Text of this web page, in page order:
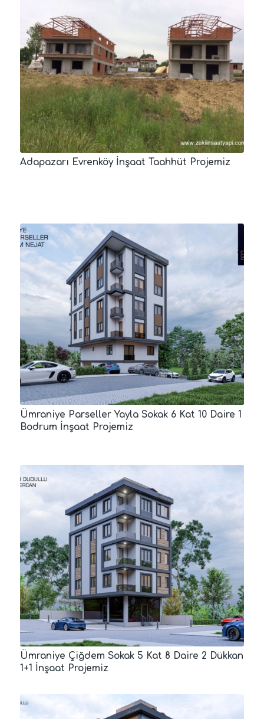
Adapazarı Evrenköy İnşaat Taahhüt Projemiz
Ümraniye Parseller Yayla Sokak 6 Kat 10 Daire 1
Bodrum İnşaat Projemiz
Ümraniye Çiğdem Sokak 5 Kat 8 Daire 2 Dükkan
1+1 İnşaat Projemiz